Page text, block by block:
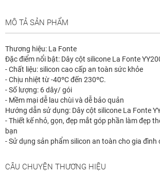
MÔ TẢ SẢN PHẨM
Thương hiệu: La Fonte
Đặc điểm nổi bật: Dây cột silicone La Fonte
- Chất liệu: silicon cao cấp an toàn sức khỏe
- Chịu nhiệt từ -40ºC đến 230ºC.
- Số lượng: 6 dây/ gói
- Mềm mại dễ lau chùi và dễ bảo quản
Hướng dẫn sử dụng: Dây cột silicone La Fonte
- Thiết kế nhỏ, gọn, đẹp mắt góp phần làm đẹp
bạn
- Sử dụng sản phẩm silicon an toàn cho gia đình
CÂU CHUYỆN THƯƠNG HIỆU